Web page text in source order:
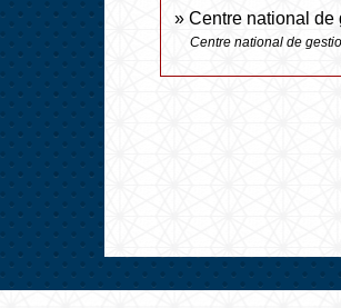
Centre national de
Centre national de